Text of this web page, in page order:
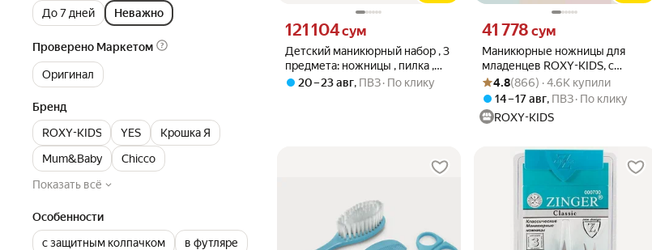
До 7 дней
Неважно
Проверено Маркетом
Оригинал
Бренд
ROXY-KIDS
YES
Крошка Я
Mum&Baby
Chicco
Показать всё
Особенности
с защитным колпачком
в футляре
Детский маникюрный набор , 3
предмета: ножницы , пилка ,
книпсер , от 0 мес. , цвет
Цена 121104 сум вместо
121 104сум
20 – 23 авг, ПВЗ По клику
Маникюрные ножницы для
младенцев ROXY-KIDS, с
колпачком, нержавеющая
сталь, голубые
Цена 41778 сум вместо
41 778 сум
Рейтинг товара: 4.8 из 5
Оценок: (866) · 4.6K купили
4.8(866) · 4.6K купили
14 – 17 авг, ПВЗ По клику
ROXY-KIDS